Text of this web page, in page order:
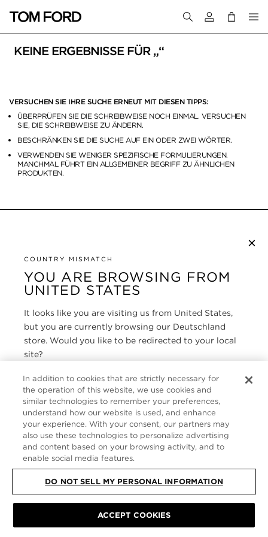
Melden Sie
KEINE ERGEBNISSE FÜR „“
VERSUCHEN SIE IHRE SUCHE ERNEUT MIT DIESEN TIPPS:
ÜBERPRÜFEN SIE DIE SCHREIBWEISE NOCH EINMAL. VERSUCHEN
SIE, DIE SCHREIBWEISE ZU ÄNDERN.
BESCHRÄNKEN SIE DIE SUCHE AUF EIN ODER ZWEI WÖRTER.
VERWENDEN SIE WENIGER SPEZIFISCHE FORMULIERUNGEN.
MANCHMAL FÜHRT EIN ALLGEMEINER BEGRIFF ZU ÄHNLICHEN
PRODUKTEN.
×
COUNTRY MISMATCH
YOU ARE BROWSING FROM
UNITED STATES
It looks like you are visiting us from United States,
but you are currently browsing our Deutschland
store. Would you like to be redirected to your local
site?
SHOP IN UNITED STATES
CONTINUE BROWSING HERE
KUNDENSERVICE
ÜBER
FOLLOW US
GERMANY
SITE MAP | DATENSCHUTZRICHTLINIE
|
ALLGEMEINE GESCHÄFTSBEDINGUNGEN
© TOM FORD ALL RIGHTS
RESERVED
In addition to cookies that are strictly necessary for
the operation of this website, we use cookies and
similar technologies to remember your preferences,
understand how our website is used, and enhance
your experience. With your consent, our partners may
also use these technologies to personalize advertising
and content based on your browsing activity, and to
enable social media features.
DO NOT SELL MY PERSONAL INFORMATION
ACCEPT COOKIES